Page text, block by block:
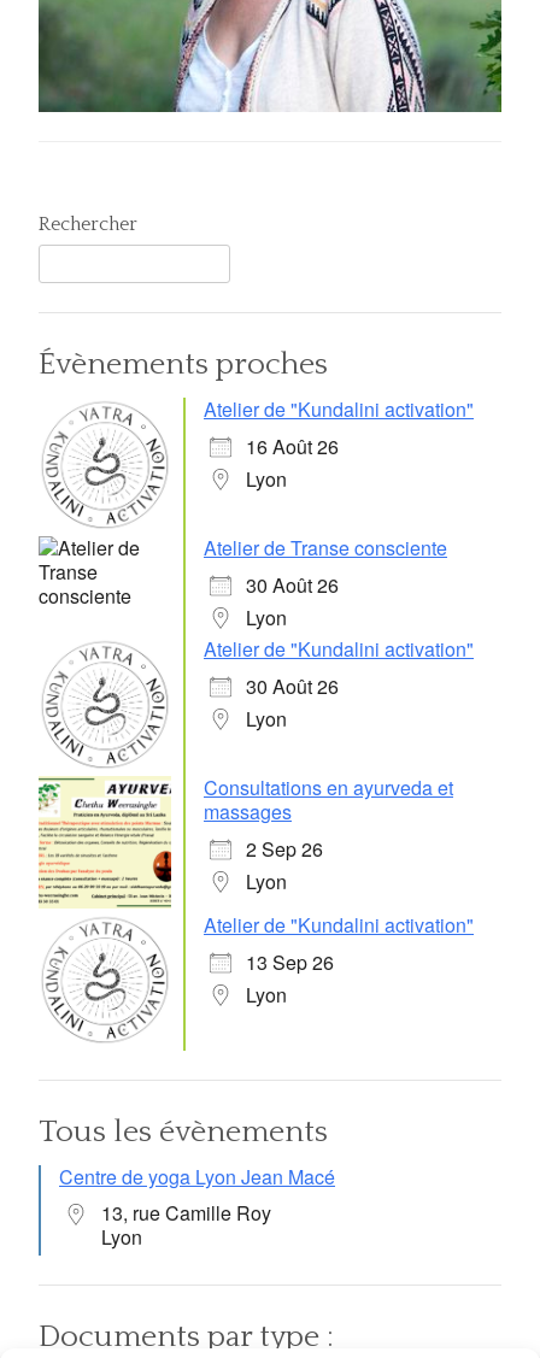
Rechercher
Évènements proches
Atelier de "Kundalini activation"
16 Août 26
Lyon
Atelier de Transe consciente
30 Août 26
Lyon
Atelier de "Kundalini activation"
30 Août 26
Lyon
Consultations en ayurveda et
massages
2 Sep 26
Lyon
Atelier de "Kundalini activation"
13 Sep 26
Lyon
Tous les évènements
Centre de yoga Lyon Jean Macé
13, rue Camille Roy
Lyon
Documents par type :